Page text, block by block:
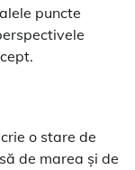
puncte
o stare de
de marea și de